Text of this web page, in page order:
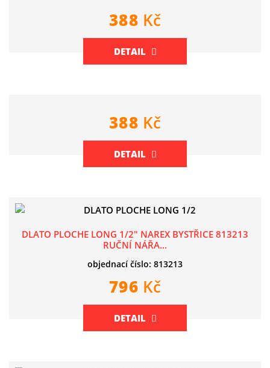
388 Kč
DETAIL
388 Kč
DETAIL
DLATO PLOCHE LONG 1/2" NAREX BYSTŘICE 813213
RUČNÍ NÁŘA...
objednací číslo: 813213
796 Kč
DETAIL